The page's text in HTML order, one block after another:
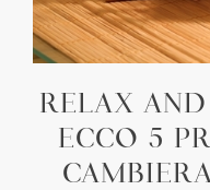
RELAX
ECCO 5